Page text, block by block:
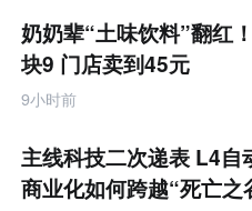
奶奶辈“土味饮料”翻红
块9 门店卖到45元
9小时前
主线科技二次递表 L4自
商业化如何跨越“死亡之